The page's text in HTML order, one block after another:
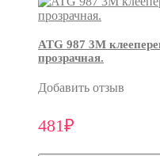
ATG 987 3М
прозрачная.
Добавить отзыв
481₽